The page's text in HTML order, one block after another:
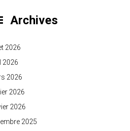
Archives
2026
2026
2026
2026
2026
2025